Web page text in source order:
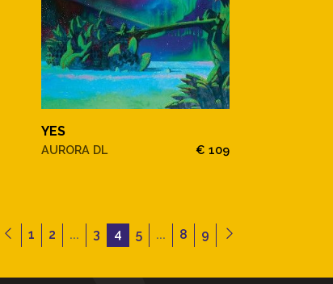
YES
AURORA DL € 109
1 2 ... 3 4 5 ... 8 9